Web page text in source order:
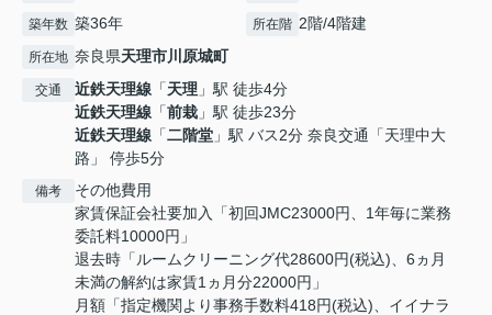
築年数 築36年 所在階 2階/4階建
所在地 奈良県天理市川原城町
交通 近鉄天理線 「天理 」駅 徒歩4分
近鉄天理線 「前栽 」駅 徒歩23分
近鉄天理線 「二階堂 」駅 バス2分 奈良交通「天理中大
路」 停歩5分
備考
その他費用
家賃保証会社要加入「初回JMC23000円、1年毎に業務
委託料10000円」
退去時「ルームクリーニング代28600円(税込)、6ヵ月
未満の解約は家賃1ヵ月分22000円」
月額「指定機関より事務手数料418円(税込)、イイナラ